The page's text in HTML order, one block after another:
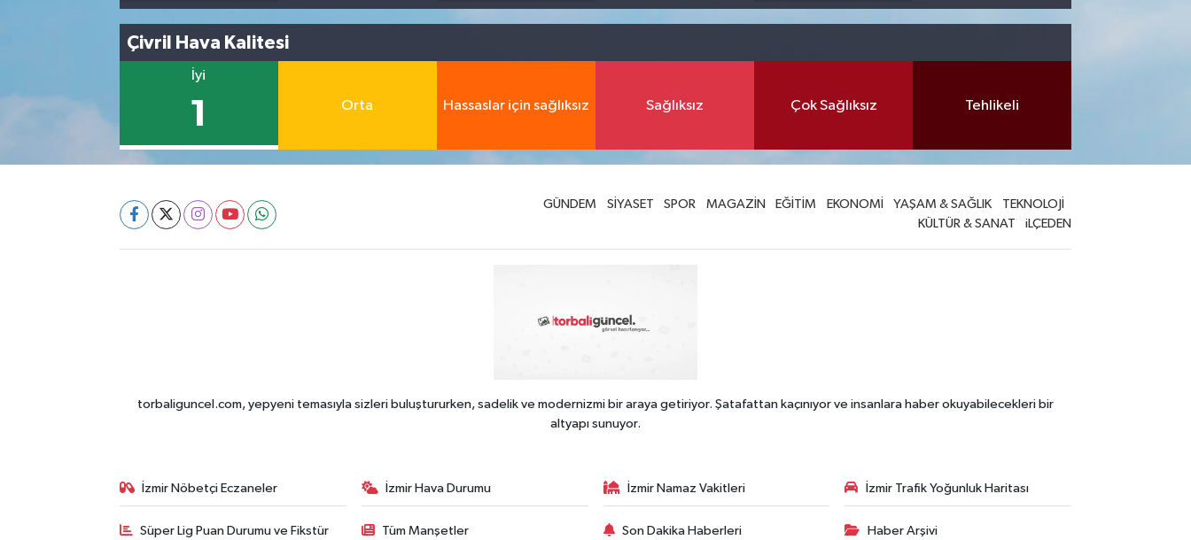
Çivril Hava Kalitesi
İyi
1 Orta Hassaslar için sağlıksız Sağlıksız Çok Sağlıksız Tehlikeli
GÜNDEM SİYASET SPOR MAGAZİN EĞİTİM EKONOMİ YAŞAM & SAĞLIK
TEKNOLOJİ
KÜLTÜR & SANAT
iLÇEDEN
torbaliguncel.com, yepyeni temasıyla sizleri buluştururken, sadelik ve modernizmi bir araya getiriyor. Şatafattan kaçınıyor ve insanlara haber okuyabilecekleri bir
altyapı sunuyor.
İzmir Nöbetçi Eczaneler İzmir Hava Durumu İzmir Namaz Vakitleri İzmir Trafik Yoğunluk Haritası
Süper Lig Puan Durumu ve Fikstür Tüm Manşetler Son Dakika Haberleri Haber Arşivi